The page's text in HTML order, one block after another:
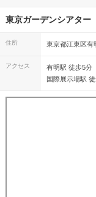
東京ガーデンシアター
住所 東京都江東区有
アクセス
有明駅 徒歩5分
国際展示場駅